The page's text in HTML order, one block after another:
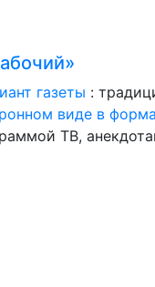
газеты :
виде в
ТВ,